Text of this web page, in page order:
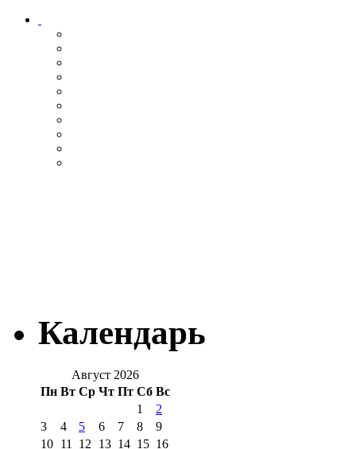
Календарь
Август 2026
Пн Вт Ср Чт Пт Сб Вс
1
2
3
4 5 6 7 8
9
10 11 12 13 14 15 16